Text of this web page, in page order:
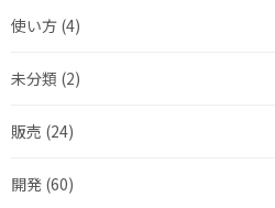
使い方 (4)
未分類 (2)
販売 (24)
開発 (60)